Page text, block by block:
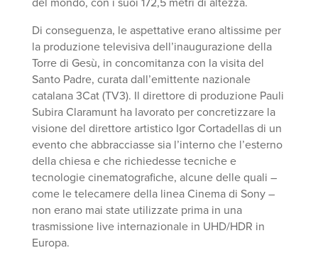
Di conseguenza, le aspettative erano altissime per
la produzione televisiva dell’inaugurazione della
Torre di Gesù, in concomitanza con la visita del
Santo Padre, curata dall’emittente nazionale
catalana 3Cat (TV3). Il direttore di produzione Pauli
Subira Claramunt ha lavorato per concretizzare la
visione del direttore artistico Igor Cortadellas di un
evento che abbracciasse sia l’interno che l’esterno
della chiesa e che richiedesse tecniche e
tecnologie cinematografiche, alcune delle quali –
come le telecamere della linea Cinema di Sony –
non erano mai state utilizzate prima in una
trasmissione live internazionale in UHD/HDR in
Europa.